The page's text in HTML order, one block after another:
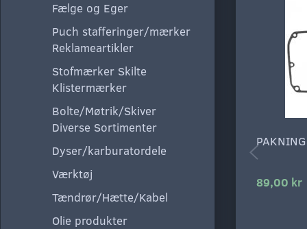
Fælge og Eger
Puch stafferinger/mærker
Reklameartikler
Stofmærker Skilte
Klistermærker
Bolte/Møtrik/Skiver
Diverse Sortimenter
Dyser/karburatordele
Værktøj
Tændrør/Hætte/Kabel
Olie produkter
89,00 kr